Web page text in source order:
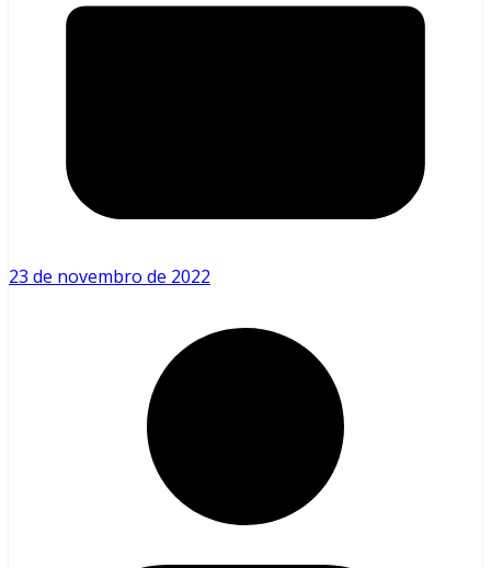
23 de novembro de 2022